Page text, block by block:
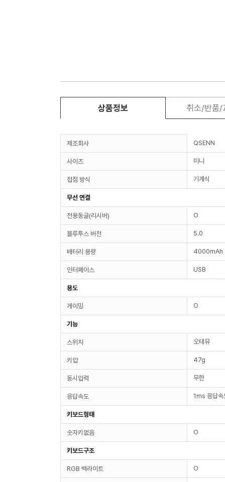
상품정보 취소/반품/
제조회사 QSENN
사이즈 미니
접점 방식 기계식
무선 연결
전용동글(리시버) O
블루투스 버전 5.0
배터리 용량 4000mAh
인터페이스 USB
용도
게이밍 O
기능
스위치 오테뮤
키압 47g
동시입력 무한
응답속도 1ms 응답속
키보드형태
숫자키없음 O
키보드구조
RGB 백라이트 O